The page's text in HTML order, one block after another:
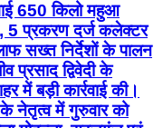
650 किलो महुआ
5 प्रकरण दर्ज कलेक्टर
सख्त निर्देशों के पालन
प्रसाद द्विवेदी के
में बड़ी कार्रवाई की।
नेतृत्व में गुरुवार को